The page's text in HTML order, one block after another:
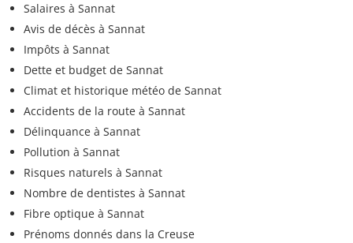
Salaires à Sannat
Avis de décès à Sannat
Impôts à Sannat
Dette et budget de Sannat
Climat et historique météo de Sannat
Accidents de la route à Sannat
Délinquance à Sannat
Pollution à Sannat
Risques naturels à Sannat
Nombre de dentistes à Sannat
Fibre optique à Sannat
Prénoms donnés dans la Creuse